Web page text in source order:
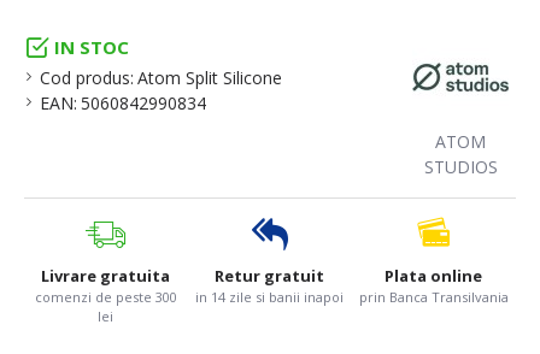
IN STOC
Cod produs: Atom Split Silicone
EAN: 5060842990834
ATOM
STUDIOS
Livrare gratuita
comenzi de peste 300
lei
Retur gratuit
in 14 zile si banii inapoi
Plata online
prin Banca Transilvania